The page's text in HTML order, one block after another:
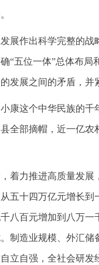
作出科学完整的战
“五位一体”总体布
发展之间的矛盾，
这个中华民族的千
全部摘帽，近一亿
力推进高质量发展
五十四万亿元增长
八百元增加到八万
制造业规模、外汇
立自强，全社会研